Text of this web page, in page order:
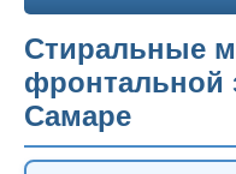
Стиральные
фронтальной
Самаре